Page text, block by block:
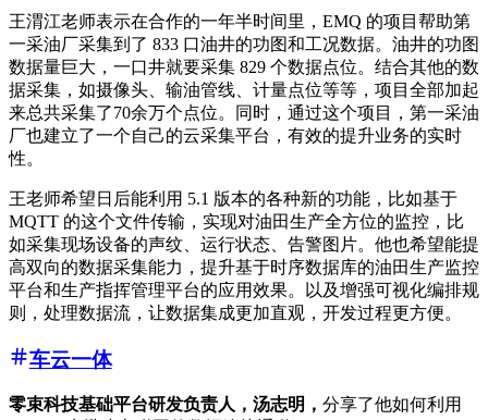
王渭江老师表示在合作的一年半时间里，EMQ 的项目帮助第
一采油厂采集到了 833 口油井的功图和工况数据。油井的功图
数据量巨大，一口井就要采集 829 个数据点位。结合其他的数
据采集，如摄像头、输油管线、计量点位等等，项目全部加起
来总共采集了70余万个点位。同时，通过这个项目，第一采油
厂也建立了一个自己的云采集平台，有效的提升业务的实时
性。
王老师希望日后能利用 5.1 版本的各种新的功能，比如基于
MQTT 的这个文件传输，实现对油田生产全方位的监控，比
如采集现场设备的声纹、运行状态、告警图片。他也希望能提
高双向的数据采集能力，提升基于时序数据库的油田生产监控
平台和生产指挥管理平台的应用效果。以及增强可视化编排规
则，处理数据流，让数据集成更加直观，开发过程更方便。
车云一体
零束科技基础平台研发负责人，汤志明， 分享了他如何利用